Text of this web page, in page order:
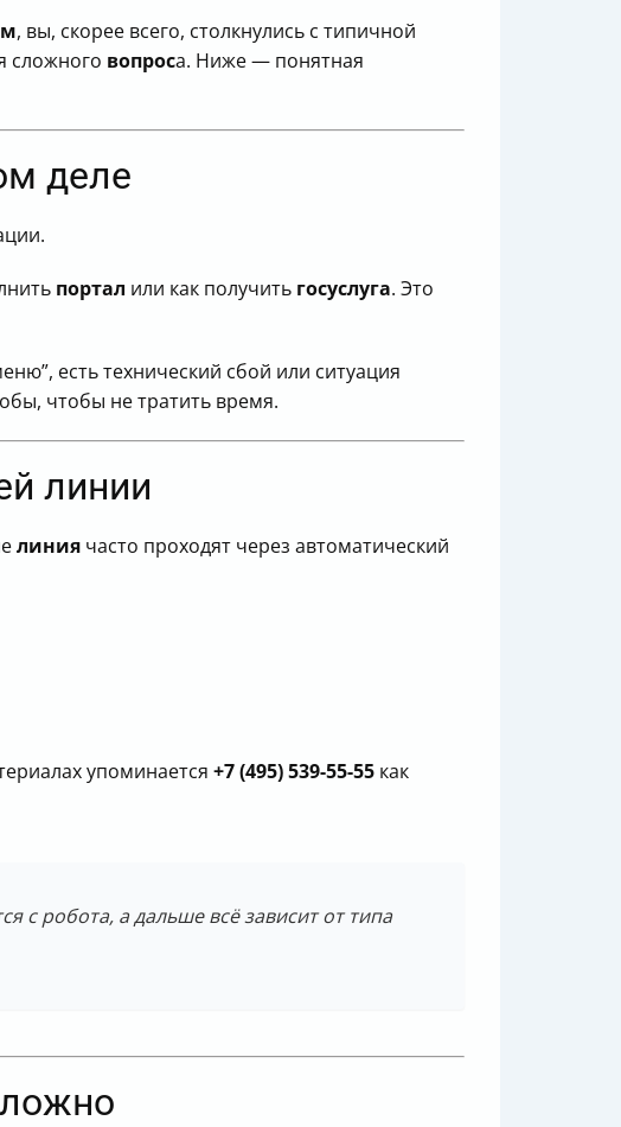
, вы, скорее всего, столкнулись с типичной
сложного вопроса. Ниже — понятная
деле
портал или как получить госуслуга. Это
есть технический сбой или ситуация
чтобы не тратить время.
линии
линия часто проходят через автоматический
упоминается +7 (495) 539-55-55 как
с робота, а дальше всё зависит от типа